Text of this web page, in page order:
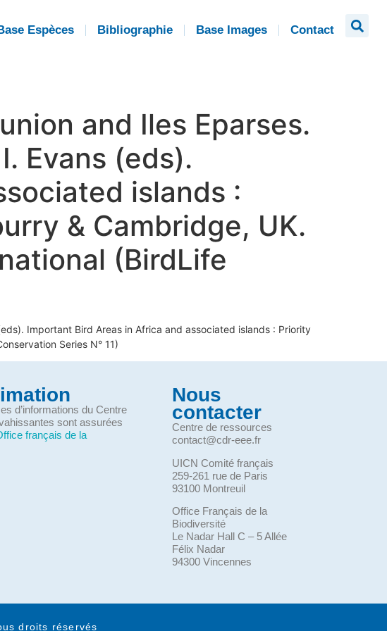
Espèces Bibliographie Base Images Contact
and Iles Eparses.
Evans (eds).
islands :
& Cambridge, UK.
(BirdLife
Important Bird Areas in Africa and associated islands : Priority
Series N° 11)
d’informations du Centre
sont assurées
français de la
Nous
contacter
Centre de ressources
contact@cdr-eee.fr
UICN Comité français
259-261 rue de Paris
93100 Montreuil
Office Français de la
Biodiversité
Le Nadar Hall C – 5 Allée
Félix Nadar
94300 Vincennes
droits réservés